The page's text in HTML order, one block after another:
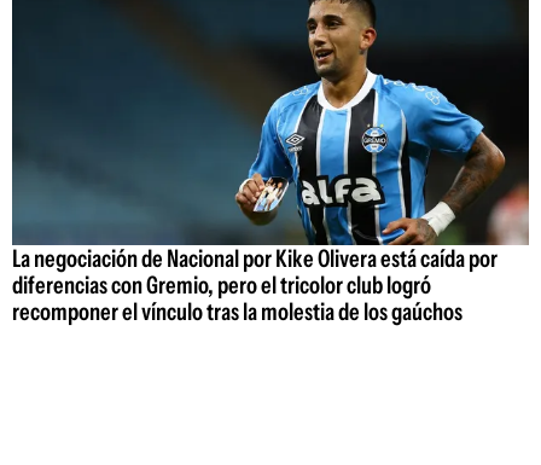
La negociación de Nacional por Kike Olivera está caída por
diferencias con Gremio, pero el tricolor club logró
recomponer el vínculo tras la molestia de los gaúchos